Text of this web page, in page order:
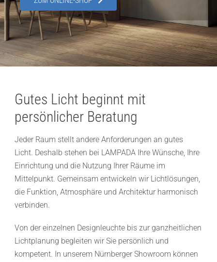
Showroom
Über uns
Kontakt
Gutes Licht beginnt mit
persönlicher Beratung
Jeder Raum stellt andere Anforderungen an gutes
Licht. Deshalb stehen bei LAMPADA Ihre Wünsche, Ihre
Einrichtung und die Nutzung Ihrer Räume im
Mittelpunkt. Gemeinsam entwickeln wir Lichtlösungen,
die Funktion, Atmosphäre und Architektur harmonisch
verbinden.
Von der einzelnen Designleuchte bis zur ganzheitlichen
Lichtplanung begleiten wir Sie persönlich und
kompetent. In unserem Nürnberger Showroom können